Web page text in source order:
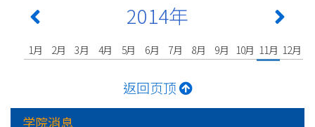
2014年
1月 2月 3月 4月 5月 6月 7月 8月 9月 10月 11月 12月
返回页顶
学院消息